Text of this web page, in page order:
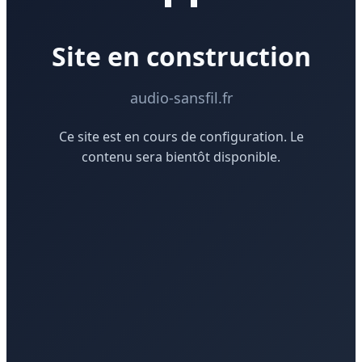
Site en construction
audio-sansfil.fr
Ce site est en cours de configuration. Le
contenu sera bientôt disponible.